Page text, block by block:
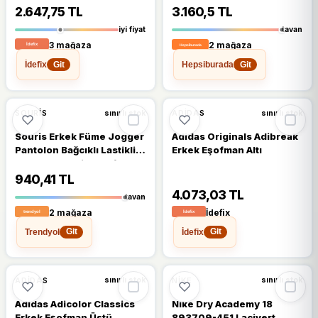
Altı
2.647,75 TL
iyi fiyat
3 mağaza
İdefix
Git
3.160,5 TL
tavan
2 mağaza
Hepsiburada
Git
SOURIS sınırlı stok
Souris Erkek Füme Jogger
Pantolon Bağcıklı Lastikli
Bel Rahat Kesim Eşofman
Altı
940,41 TL
tavan
2 mağaza
Trendyol
Git
ADIDAS sınırlı stok
Adidas Originals Adibreak
Erkek Eşofman Altı
4.073,03 TL
İdefix
İdefix
Git
ADIDAS sınırlı stok
Adidas Adicolor Classics
NIKE sınırlı stok
Nike Dry Academy 18